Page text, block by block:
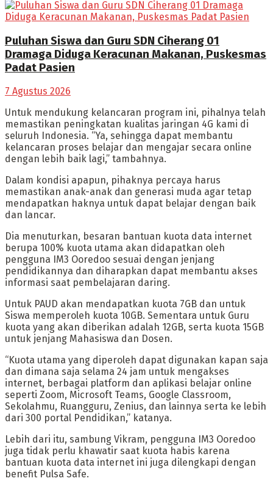
Puluhan Siswa dan Guru SDN Ciherang 01
Dramaga Diduga Keracunan Makanan, Puskesmas
Padat Pasien
7 Agustus 2026
Untuk mendukung kelancaran program ini, pihalnya telah
memastikan peningkatan kualitas jaringan 4G kami di
seluruh Indonesia. “Ya, sehingga dapat membantu
kelancaran proses belajar dan mengajar secara online
dengan lebih baik lagi,” tambahnya.
Dalam kondisi apapun, pihaknya percaya harus
memastikan anak-anak dan generasi muda agar tetap
mendapatkan haknya untuk dapat belajar dengan baik
dan lancar.
Dia menuturkan, besaran bantuan kuota data internet
berupa 100% kuota utama akan didapatkan oleh
pengguna IM3 Ooredoo sesuai dengan jenjang
pendidikannya dan diharapkan dapat membantu akses
informasi saat pembelajaran daring.
Untuk PAUD akan mendapatkan kuota 7GB dan untuk
Siswa memperoleh kuota 10GB. Sementara untuk Guru
kuota yang akan diberikan adalah 12GB, serta kuota 15GB
untuk jenjang Mahasiswa dan Dosen.
“Kuota utama yang diperoleh dapat digunakan kapan saja
dan dimana saja selama 24 jam untuk mengakses
internet, berbagai platform dan aplikasi belajar online
seperti Zoom, Microsoft Teams, Google Classroom,
Sekolahmu, Ruangguru, Zenius, dan lainnya serta ke lebih
dari 300 portal Pendidikan,” katanya.
Lebih dari itu, sambung Vikram, pengguna IM3 Ooredoo
juga tidak perlu khawatir saat kuota habis karena
bantuan kuota data internet ini juga dilengkapi dengan
benefit Pulsa Safe.